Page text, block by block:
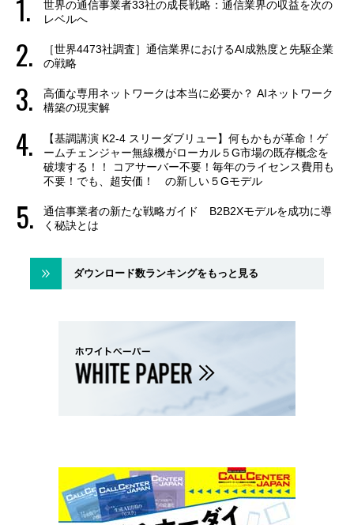
世界の通信事業者33社の成長戦略：通信業界の収益を次の
レベルへ
［世界4473社調査］通信業界におけるAI成熟度と先駆企業
の戦略
高価な専用ネットワークは本当に必要か？ AIネットワーク
構築の現実解
【基調講演 K2-4 スリーダブリュー】何もかもが革命！ゲ
ームチェンジャー無線機がローカル５G市場の既存概念を
破壊する！！ コアサーバー不要！毎年のライセンス費用も
不要！でも、超安価！ の新しい５Gモデル
通信事業者の新たな戦略ガイド B2B2Xモデルを成功に導
く秘訣とは
ダウンロード数ランキングをもっと見る